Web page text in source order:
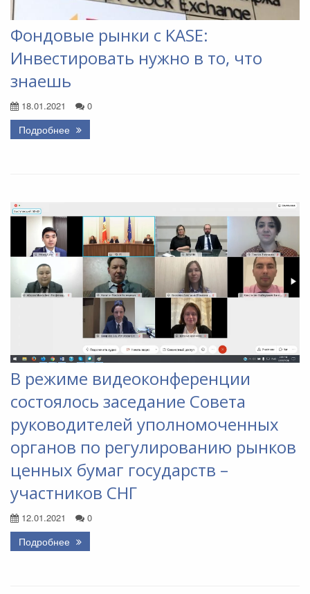
Фондовые рынки с KASE:
Инвестировать нужно в то, что
знаешь
18.01.2021 0
Подробнее
В режиме видеоконференции
состоялось заседание Совета
руководителей уполномоченных
органов по регулированию рынков
ценных бумаг государств –
участников СНГ
12.01.2021 0
Подробнее